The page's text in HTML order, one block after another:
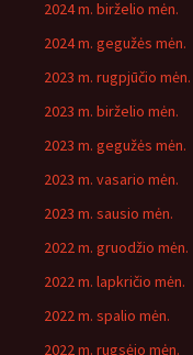
2024 m. birželio mėn.
2024 m. gegužės mėn.
2023 m. rugpjūčio mėn.
2023 m. birželio mėn.
2023 m. gegužės mėn.
2023 m. vasario mėn.
2023 m. sausio mėn.
2022 m. gruodžio mėn.
2022 m. lapkričio mėn.
2022 m. spalio mėn.
2022 m. rugsėjo mėn.